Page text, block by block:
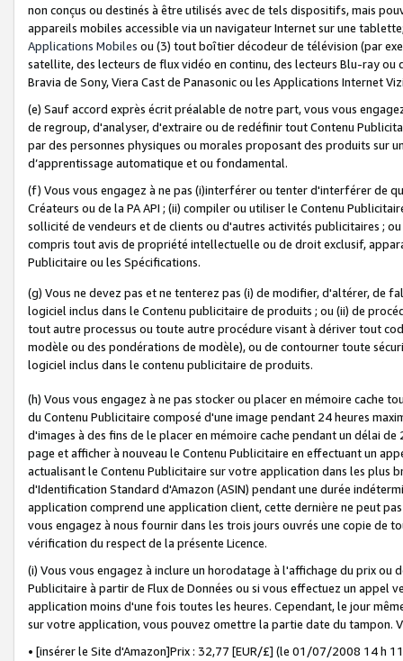
non conçus ou destinés à être utilisés avec de tels dispositifs, mais
appareils mobiles accessible via un navigateur Internet sur une
Applications Mobiles ou (3) tout boîtier décodeur de télévision (par
satellite, des lecteurs de flux vidéo en continu, des lecteurs Blu-ray
Bravia de Sony, Viera Cast de Panasonic ou les Applications Internet
(e) Sauf accord exprès écrit préalable de notre part, vous vous
de regroup, d'analyser, d'extraire ou de redéfinir tout Contenu
par des personnes physiques ou morales proposant des produits sur
d’apprentissage automatique et ou fondamental.
(f) Vous vous engagez à ne pas (i)interférer ou tenter d'interférer de
Créateurs ou de la PA API ; (ii) compiler ou utiliser le Contenu
sollicité de vendeurs et de clients ou d'autres activités publicitaires ;
compris tout avis de propriété intellectuelle ou de droit exclusif,
Publicitaire ou les Spécifications.
(g) Vous ne devez pas et ne tenterez pas (i) de modifier, d'altérer, de
logiciel inclus dans le Contenu publicitaire de produits ; ou (ii) de
tout autre processus ou toute autre procédure visant à dériver tout
modèle ou des pondérations de modèle), ou de contourner toute
logiciel inclus dans le contenu publicitaire de produits.
(h) Vous vous engagez à ne pas stocker ou placer en mémoire cache
du Contenu Publicitaire composé d'une image pendant 24 heures
d'images à des fins de le placer en mémoire cache pendant un délai
page et afficher à nouveau le Contenu Publicitaire en effectuant un
actualisant le Contenu Publicitaire sur votre application dans les plus
d'Identification Standard d'Amazon (ASIN) pendant une durée
application comprend une application client, cette dernière ne peut
vous engagez à nous fournir dans les trois jours ouvrés une copie de
vérification du respect de la présente Licence.
(i) Vous vous engagez à inclure un horodatage à l'affichage du prix
Publicitaire à partir de Flux de Données ou si vous effectuez un appel
application moins d'une fois toutes les heures. Cependant, le jour
sur votre application, vous pouvez omettre la partie date du tampon.
• [insérer le Site d'Amazon]Prix : 32,77 [EUR/£] (le 01/07/2008 14 h